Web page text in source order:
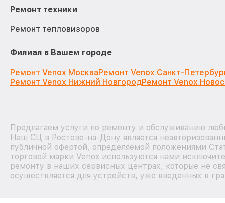
Ремонт техники
Ремонт тепловизоров
Филиал в Вашем городе
Ремонт Venox МоскваРемонт Venox Санкт-
Ремонт Venox Нижний НовгородРемонт Venox
Предлагаем услуги по ремонту и обслуживанию
Наш СЦ в Ростове-на-Дону является
публичной офертой, определяемой положениями
торговой марки Venox используются нами
ремонту в наших сервисных центрах, которые не
осуществляется для устройств, уже введенных в